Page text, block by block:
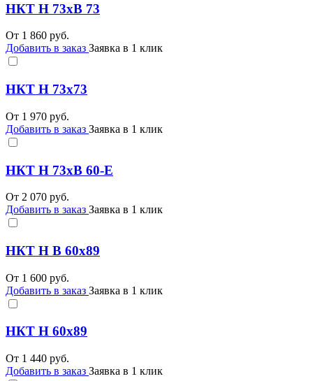
НКТ Н 73хВ 73
От 1 860 руб.
Добавить в заказ Заявка в 1 клик
НКТ Н 73х73
От 1 970 руб.
Добавить в заказ Заявка в 1 клик
НКТ Н 73хВ 60-Е
От 2 070 руб.
Добавить в заказ Заявка в 1 клик
НКТ Н В 60х89
От 1 600 руб.
Добавить в заказ Заявка в 1 клик
НКТ Н 60х89
От 1 440 руб.
Добавить в заказ Заявка в 1 клик